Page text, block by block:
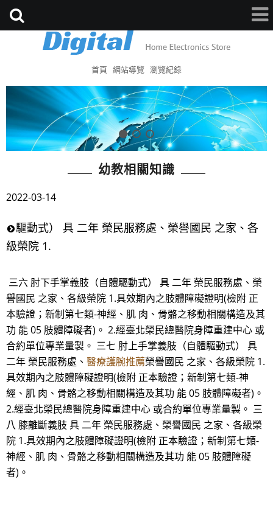
首頁 網站導覽 瀏覽紀錄
幼教相關知識
2022-03-14
驅動式） 具 二年 榮民服務處、榮譽國民 之家、各
級榮院 1.
三六 肘下手掌義肢（自體驅動式） 具 二年 榮民服務處、榮
譽國民 之家、各級榮院 1.具效期內之肢體障礙證明(檢附 正
本驗證；新制第七類-神經、肌 肉、骨骼之移動相關構造及其
功 能 05 肢體障礙者)。 2.經臺北榮民總醫院身障重建中心 或
合約單位專業量製。 三七 肘上手掌義肢（自體驅動式） 具
二年 榮民服務處、 醫療護腕推薦榮譽國民 之家、各級榮院 1.
具效期內之肢體障礙證明(檢附 正本驗證；新制第七類-神
經、肌 肉、骨骼之移動相關構造及其功 能 05 肢體障礙者)。
2.經臺北榮民總醫院身障重建中心 或合約單位專業量製。 三
八 膝離斷義肢 具 二年 榮民服務處、榮譽國民 之家、各級榮
院 1.具效期內之肢體障礙證明(檢附 正本驗證；新制第七類-
神經、肌 肉、骨骼之移動相關構造及其功 能 05 肢體障礙
者)。